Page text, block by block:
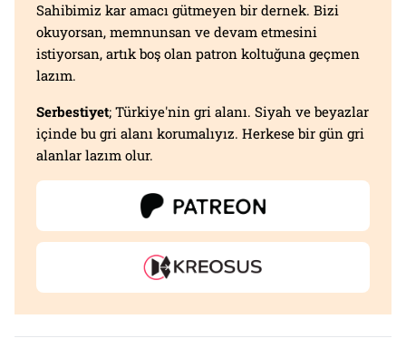
Sahibimiz kar amacı gütmeyen bir dernek. Bizi
okuyorsan, memnunsan ve devam etmesini
istiyorsan, artık boş olan patron koltuğuna geçmen
lazım.
Serbestiyet; Türkiye'nin gri alanı. Siyah ve beyazlar
içinde bu gri alanı korumalıyız. Herkese bir gün gri
alanlar lazım olur.